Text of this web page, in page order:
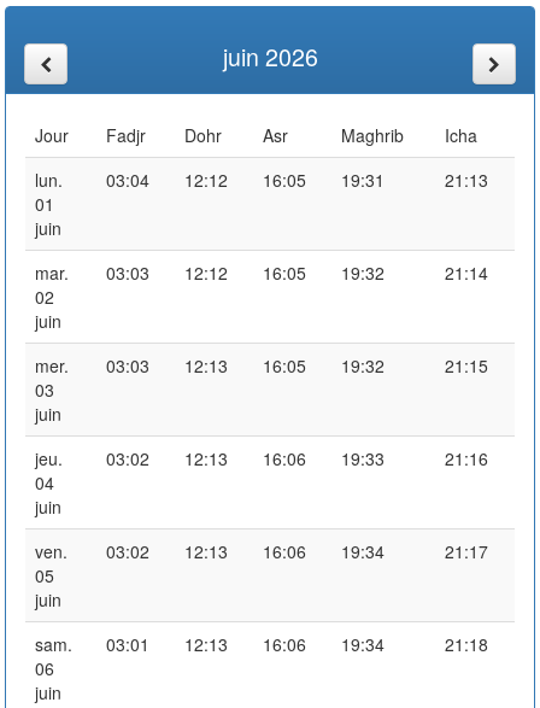
juin 2026
Jour Fadjr Dohr Asr Maghrib
Icha
lun.
01
juin
03:04 12:12 16:05 19:31 21:13
mar.
02
juin
03:03 12:12 16:05 19:32 21:14
mer.
03
juin
03:03 12:13 16:05 19:32 21:15
jeu.
04
juin
03:02 12:13 16:06 19:33 21:16
ven.
05
juin
03:02 12:13 16:06 19:34 21:17
sam.
06
juin
03:01 12:13 16:06 19:34 21:18